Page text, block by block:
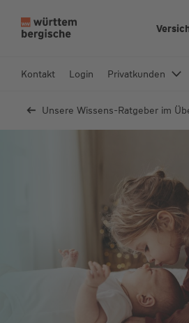
InKontakt Login Privatkunden
Unsere Wissens-Ratgeber im